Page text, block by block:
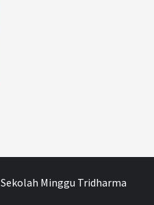
Sekolah Minggu Tridharma